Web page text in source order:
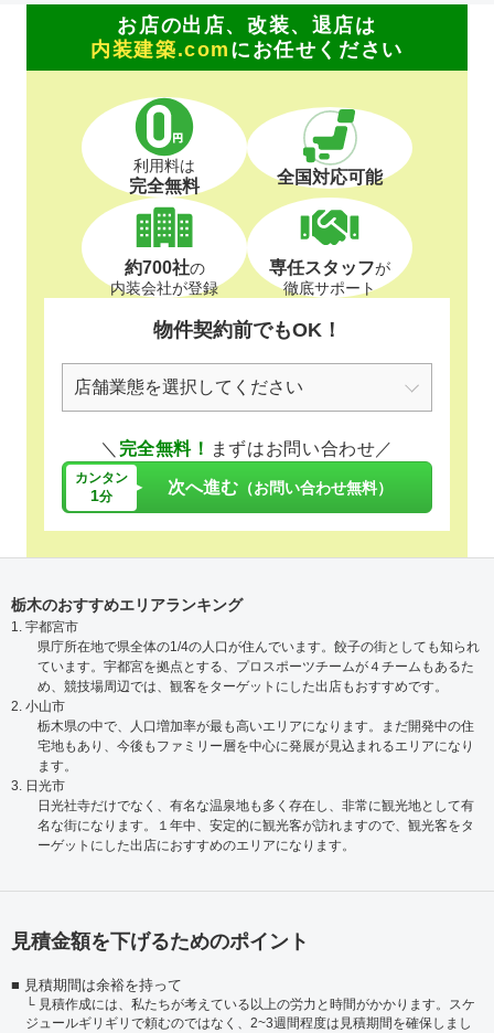
お店の出店、改装、退店は
内装建築.com にお任せください
利用料は
完全無料 全国対応可能
約700社の
内装会社が登録
専任スタッフが
徹底サポート
物件契約前でもOK！
＼ 完全無料！ まずはお問い合わせ／
カンタン
1分 次へ進む （お問い合わせ無料）
栃木のおすすめエリアランキング
1. 宇都宮市
県庁所在地で県全体の1/4の人口が住んでいます。餃子の街としても知られ
ています。宇都宮を拠点とする、プロスポーツチームが４チームもあるた
め、競技場周辺では、観客をターゲットにした出店もおすすめです。
2. 小山市
栃木県の中で、人口増加率が最も高いエリアになります。まだ開発中の住
宅地もあり、今後もファミリー層を中心に発展が見込まれるエリアになり
ます。
3. 日光市
日光社寺だけでなく、有名な温泉地も多く存在し、非常に観光地として有
名な街になります。１年中、安定的に観光客が訪れますので、観光客をタ
ーゲットにした出店におすすめのエリアになります。
見積金額を下げるためのポイント
見積期間は余裕を持って
見積作成には、私たちが考えている以上の労力と時間がかかります。スケ
ジュールギリギリで頼むのではなく、2~3週間程度は見積期間を確保しまし